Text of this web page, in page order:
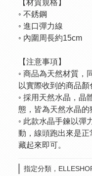
【材質規格】
◦ 不銹鋼
◦ 進口彈力線
◦ 內圍周長約15cm
【注意事項】
◦ 商品為天然材質，
以實際收到的商品顏
◦ 採用天然水晶，晶
態，皆為天然水晶的
◦ 此款水晶手鍊以彈
動，線頭跑出來是
藏起來即可。
指定分類，